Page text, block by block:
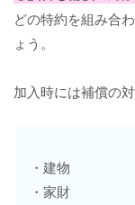
どの特約を組み合
ょう。
加入時には補償の
・建物
・家財